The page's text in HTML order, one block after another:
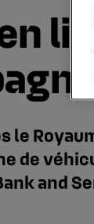
le
de
and